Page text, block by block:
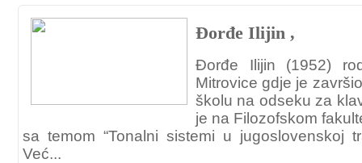
Đorđe Ilijin ,
Đorđe Ilijin (1952)
Mitrovice gdje je
školu na odseku za
je na Filozofskom
sa temom “Tonalni sistemi u jugoslovenskoj
Već...